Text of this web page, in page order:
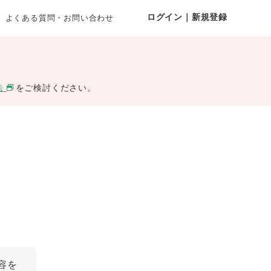
よくある質問・お問い合わせ ログイン｜新規登録
をご検討ください。
を